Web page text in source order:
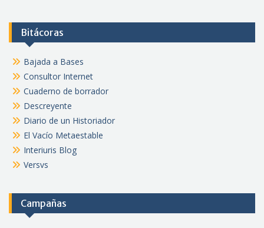
Bitácoras
Bajada a Bases
Consultor Internet
Cuaderno de borrador
Descreyente
Diario de un Historiador
El Vacío Metaestable
Interiuris Blog
Versvs
Campañas